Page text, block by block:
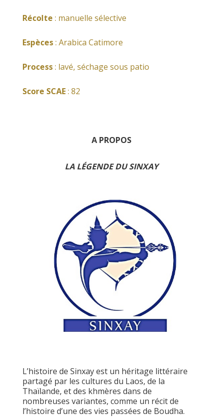
Récolte : manuelle sélective
Espèces: Arabica Catimore
Process: lavé, séchage sous patio
Score SCAE: 82
A PROPOS
LA LÉGENDE DU SINXAY
L’histoire de Sinxay est un héritage littéraire
partagé par les cultures du Laos, de la
Thaïlande, et des khmères dans de
nombreuses variantes, comme un récit de
l’histoire d’une des vies passées de Boudha.